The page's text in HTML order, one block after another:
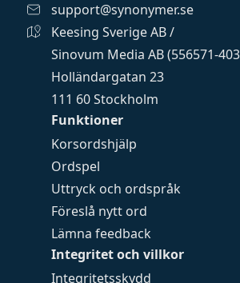
Funktioner
Korsordshjälp
Ordspel
Uttryck och ordspråk
Föreslå nytt ord
Lämna feedback
Integritet och villkor
Integritetsskydd
support@synonymer.se
Keesing Sverige AB /
Sinovum Media AB (556571-
Holländargatan 23
111 60 Stockholm